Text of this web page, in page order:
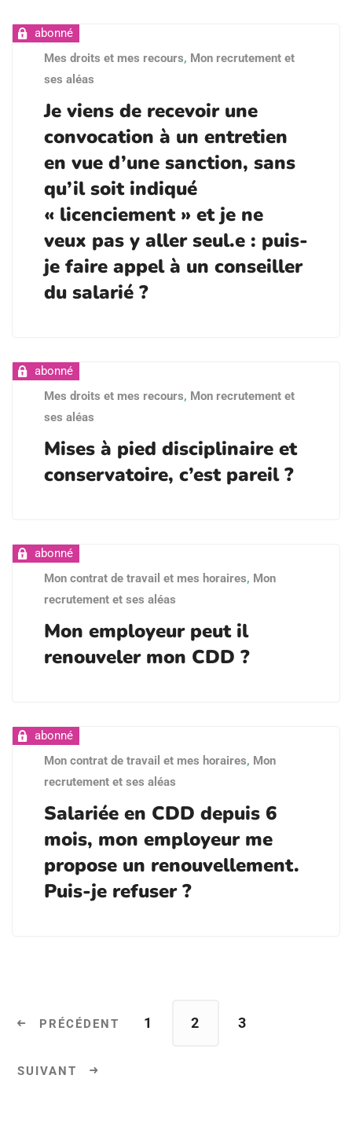
Mes droits et mes recours, Mon recrutement et
ses aléas
Je viens de recevoir une
convocation à un entretien
en vue d’une sanction, sans
qu’il soit indiqué
« licenciement » et je ne
veux pas y aller seul.e : puis-
je faire appel à un conseiller
du salarié ?
Mes droits et mes recours, Mon recrutement et
ses aléas
Mises à pied disciplinaire et
conservatoire, c’est pareil ?
Mon contrat de travail et mes horaires, Mon
recrutement et ses aléas
Mon employeur peut il
renouveler mon CDD ?
Mon contrat de travail et mes horaires, Mon
recrutement et ses aléas
Salariée en CDD depuis 6
mois, mon employeur me
propose un renouvellement.
Puis-je refuser ?
1 2 3